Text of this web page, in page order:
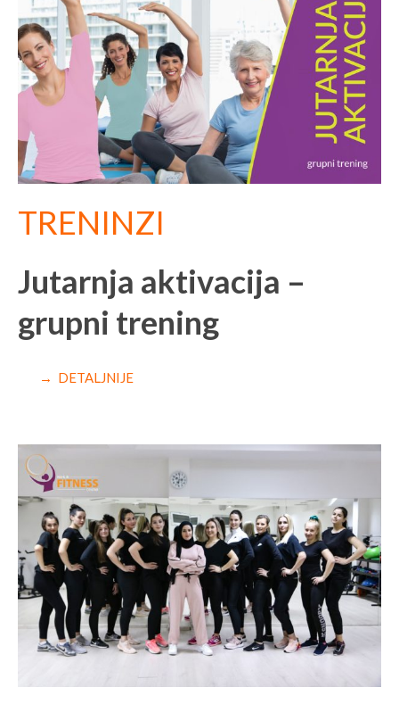
TRENINZI
Jutarnja aktivacija –
grupni trening
→ DETALJNIJE